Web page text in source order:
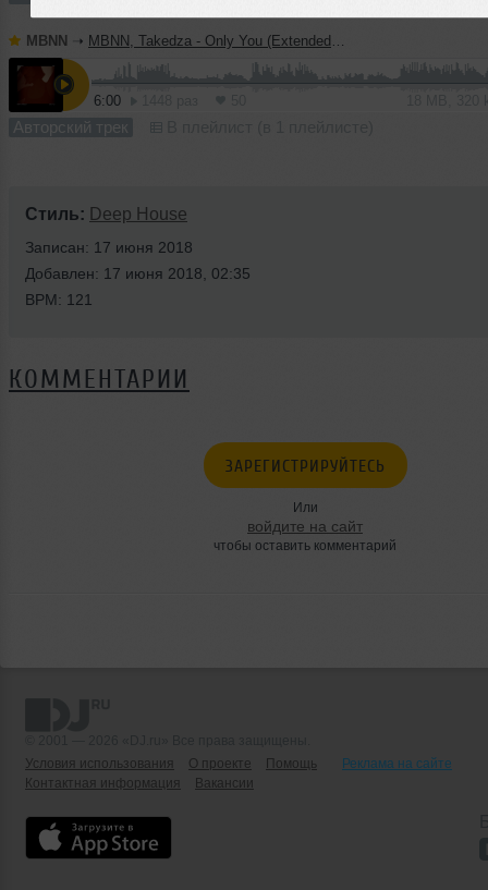
MBNN ➝ MBNN, Takedza - Only You (Extended Mix)
6:00
Авторский трек
Стиль: Deep House
Записан: 17 июня 2018
Добавлен: 17 июня 2018, 02:35
BPM: 121
КОММЕНТАРИИ
ЗАРЕГИСТРИРУЙТЕСЬ
Или
войдите на сайт
чтобы оставить комментарий
Условия использования
О проекте Помощь
Реклама на сайте
Контактная информация
Вакансии